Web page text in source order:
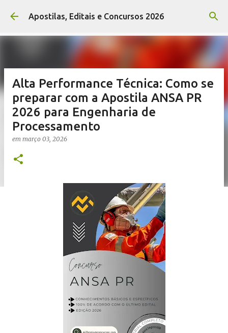
Pular para o conteúdo principal
Apostilas, Editais e Concursos 2026
Alta Performance Técnica: Como se
preparar com a Apostila ANSA PR
2026 para Engenharia de
Processamento
em março 03, 2026